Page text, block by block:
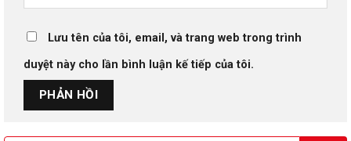
Lưu tên của tôi, email, và trang web trong trình
duyệt này cho lần bình luận kế tiếp của tôi.